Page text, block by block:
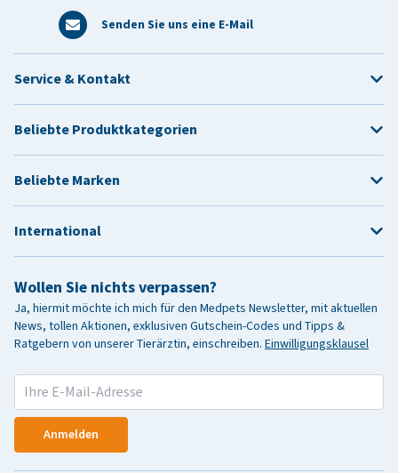
Senden Sie uns eine E-Mail
Wollen Sie nichts verpassen?
Ja, hiermit möchte ich mich für den Medpets Newsletter, mit aktuellen
News, tollen Aktionen, exklusiven Gutschein-Codes und Tipps &
Ratgebern von unserer Tierärztin, einschreiben. Einwilligungsklausel
Anmelden
Service & Kontakt
Beliebte Produktkategorien
Beliebte Marken
International